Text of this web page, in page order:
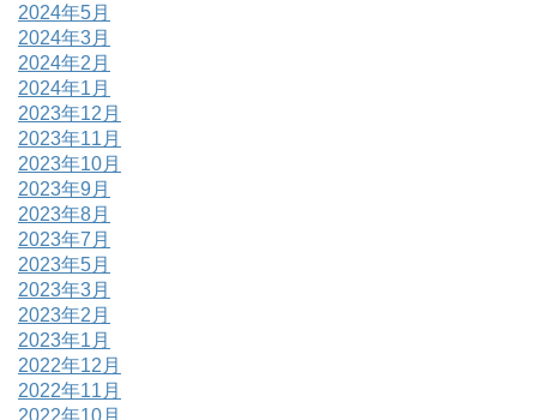
2024年5月
2024年3月
2024年2月
2024年1月
2023年12月
2023年11月
2023年10月
2023年9月
2023年8月
2023年7月
2023年5月
2023年3月
2023年2月
2023年1月
2022年12月
2022年11月
2022年10月